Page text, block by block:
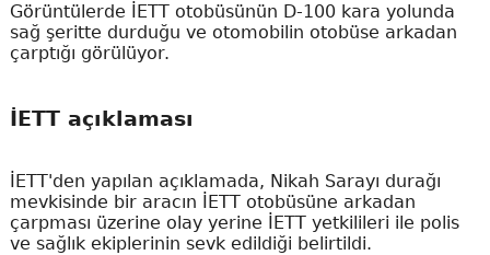
Görüntülerde İETT otobüsünün D-100 kara yolunda
sağ şeritte durduğu ve otomobilin otobüse arkadan
çarptığı görülüyor.
İETT açıklaması
İETT'den yapılan açıklamada, Nikah Sarayı durağı
mevkisinde bir aracın İETT otobüsüne arkadan
çarpması üzerine olay yerine İETT yetkilileri ile polis
ve sağlık ekiplerinin sevk edildiği belirtildi.